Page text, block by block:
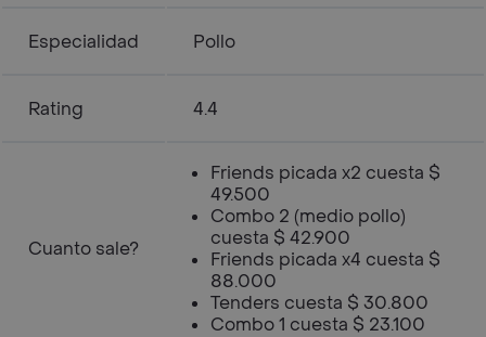
Especialidad Pollo
Rating 4.4
Cuanto sale?
Friends picada x2 cuesta $
49.500
Combo 2 (medio pollo)
cuesta $ 42.900
Friends picada x4 cuesta $
88.000
Tenders cuesta $ 30.800
Combo 1 cuesta $ 23.100